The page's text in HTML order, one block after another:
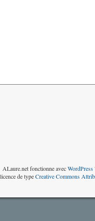
ALaure.net fonctionne avecWordPress
de typeCreative Commons